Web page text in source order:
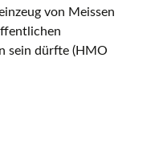
von Meissen
sein dürfte (HMO